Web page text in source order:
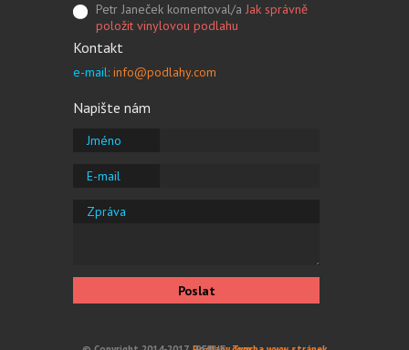
Petr Janeček komentoval/a Jak správně
položit vinylovou podlahu
Kontakt
e-mail: info@podlahy.com
Napište nám
Jméno
E-mail
Zpráva
Poslat